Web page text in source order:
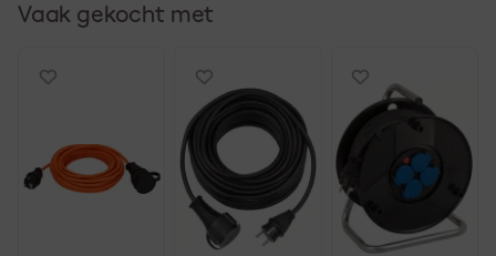
Vaak gekocht met